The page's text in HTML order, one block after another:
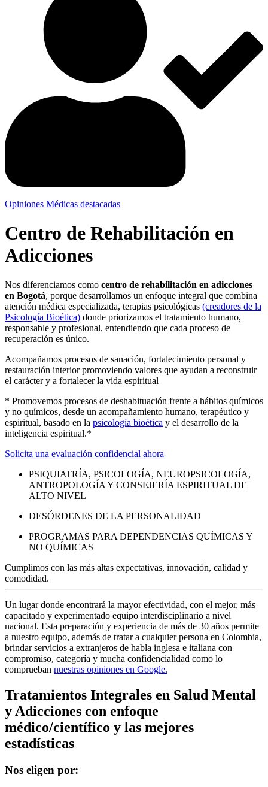
Opiniones Médicas destacadas
Centro de Rehabilitación en
Adicciones
Nos diferenciamos como centro de rehabilitación en adicciones
en Bogotá, porque desarrollamos un enfoque integral que combina
atención médica especializada, terapias psicológicas (creadores de la
Psicología Bioética) donde priorizamos el tratamiento humano,
responsable y profesional, entendiendo que cada proceso de
recuperación es único.
Acompañamos procesos de sanación, fortalecimiento personal y
restauración interior promoviendo valores que ayudan a reconstruir
el carácter y a fortalecer la vida espiritual
* Promovemos procesos de deshabituación frente a hábitos químicos
y no químicos, desde un acompañamiento humano, terapéutico y
espiritual, basado en la psicología bioética y el desarrollo de la
inteligencia espiritual.*
Solicita una evaluación confidencial ahora
PSIQUIATRÍA, PSICOLOGÍA, NEUROPSICOLOGÍA,
ANTROPOLOGÍA Y CONSEJERÍA ESPIRITUAL DE
ALTO NIVEL
DESÓRDENES DE LA PERSONALIDAD
PROGRAMAS PARA DEPENDENCIAS QUÍMICAS Y
NO QUÍMICAS
Cumplimos con las más altas expectativas, innovación, calidad y
comodidad.
Un lugar donde encontrará la mayor efectividad, con el mejor, más
capacitado y experimentado equipo interdisciplinario a nivel
nacional. Esta preparación y experiencia de más de 30 años permite
a nuestro equipo, además de tratar a cualquier persona en Colombia,
brindar servicios a extranjeros de habla inglesa e italiana con
compromiso, categoría y mucha confidencialidad como lo
comprueban nuestras opiniones en Google.
Tratamientos Integrales en Salud Mental
y Adicciones con enfoque
médico/científico y las mejores
estadísticas
Nos eligen por: